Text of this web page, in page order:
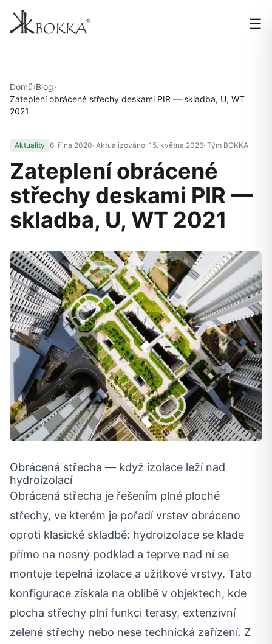
☰
Domů›Blog›
Zateplení obrácené střechy deskami PIR — skladba, U, WT
2021
Aktuality 6. října 2020· Aktualizováno: 15. května 2026· Tým BOKKA
Zateplení obrácené
střechy deskami PIR —
skladba, U, WT 2021
Obrácená střecha — když izolace leží nad
hydroizolací
Obrácená střecha je řešením plné ploché
střechy, ve kterém je pořadí vrstev obráceno
oproti klasické skladbě: hydroizolace se klade
přímo na nosný podklad a teprve nad ní se
montuje tepelná izolace a užitkové vrstvy. Tato
konfigurace získala na oblibě v objektech, kde
plocha střechy plní funkci terasy, extenzivní
zelené střechy nebo nese technická zařízení. Z